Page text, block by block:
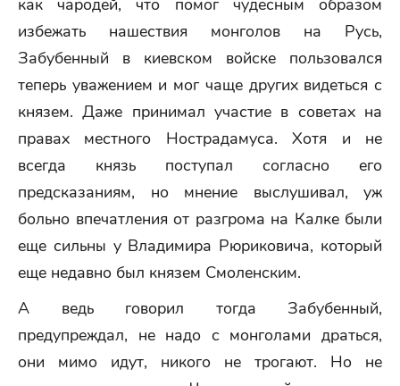
как чародей, что помог чудесным образом
избежать нашествия монголов на Русь,
Забубенный в киевском войске пользовался
теперь уважением и мог чаще других видеться с
князем. Даже принимал участие в советах на
правах местного Нострадамуса. Хотя и не
всегда князь поступал согласно его
предсказаниям, но мнение выслушивал, уж
больно впечатления от разгрома на Калке были
еще сильны у Владимира Рюриковича, который
еще недавно был князем Смоленским.
А ведь говорил тогда Забубенный,
предупреждал, не надо с монголами драться,
они мимо идут, никого не трогают. Но не